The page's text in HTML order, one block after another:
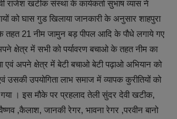
राजेश खटीक संस्था के कार्यकर्ता सुभाष व्यास ने
को घास गुड खिलाया जानकारी के अनुसार शाहपुरा
के तहत 21 नीम जामुन बड़ पीपल आदि के पौधे लगाये गए
क्षेत्र में सभी को पर्यावरण बचाओ के तहत नीम का
एवं अपने क्षेत्र में बेटी बचाओ बेटी पढ़ाओ अभियान को
उपयोगिता लाभ समाज में व्यापक कुरीतियों को
। इस मौके पर प्रहलाद तेली सुंदर देवी खटीक,
,कैलाश, जानकी रेगर, भावना रेगर ,परवीन बानो